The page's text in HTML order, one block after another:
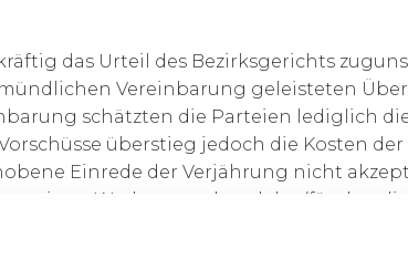
das Urteil des Bezirksgerichts
Vereinbarung geleisteten
schätzten die Parteien lediglich
überstieg jedoch die Kosten
Einrede der Verjährung nicht
einen Werkvertrag handelte (für den
akzeptiert, dass zwischen den
Angabe der genauen Höhe des